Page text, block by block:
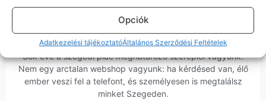
Opciók
Adatkezelési tájékoztatóÁltalános Szerződési Feltételek
100% Elérhetőség
Sok éve a szegedi piac meghatározó szereplői vagyunk.
Nem egy arctalan webshop vagyunk: ha kérdésed van, élő
ember veszi fel a telefont, és személyesen is megtalálsz
minket Szegeden.